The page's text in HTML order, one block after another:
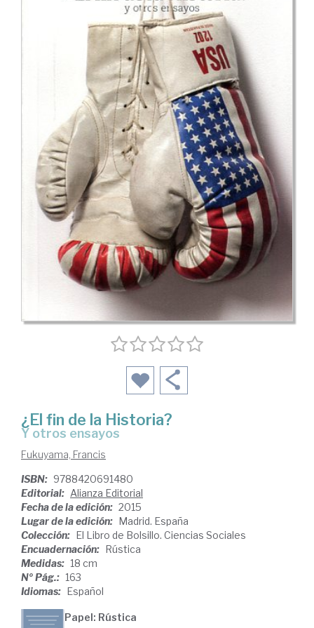
¿El fin de la Historia?
y otros ensayos
Fukuyama, Francis
ISBN: 9788420691480
Editorial: Alianza Editorial
Fecha de la edición: 2015
Lugar de la edición: Madrid. España
Colección: El Libro de Bolsillo. Ciencias Sociales
Encuadernación: Rústica
Medidas: 18 cm
Nº Pág.: 163
Idiomas: Español
Papel: Rústica